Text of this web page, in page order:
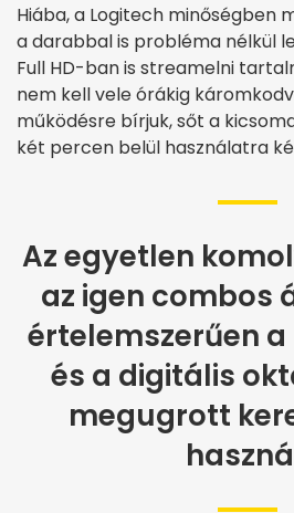
Hiába, a Logitech minőségben
a darabbal is probléma nélkül
Full HD-ban is streamelni
nem kell vele órákig
működésre bírjuk, sőt a
két percen belül használatra
Az egyetlen
az igen combos
értelemszerűen
és a digitális
megugrott